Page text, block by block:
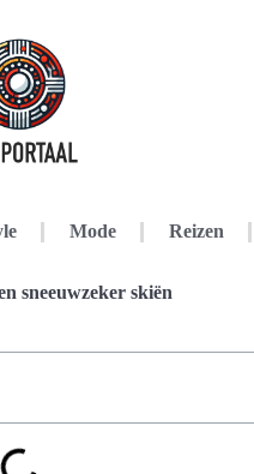
Mode Reizen
sneeuwzeker skiën